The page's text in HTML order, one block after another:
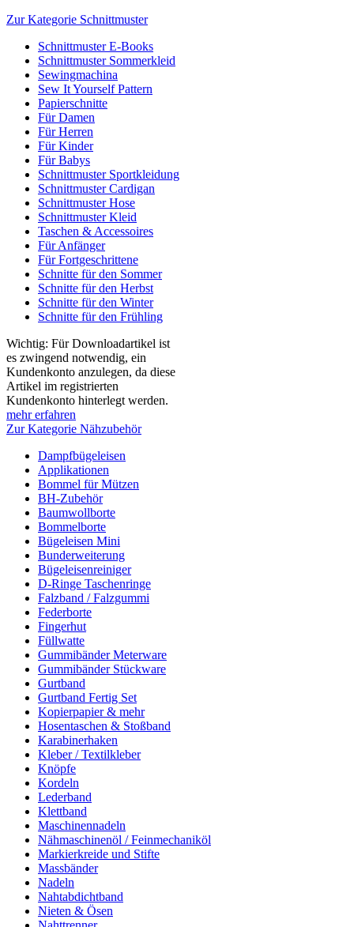
Zur Kategorie Schnittmuster
Schnittmuster E-Books
Schnittmuster Sommerkleid
Sewingmachina
Sew It Yourself Pattern
Papierschnitte
Für Damen
Für Herren
Für Kinder
Für Babys
Schnittmuster Sportkleidung
Schnittmuster Cardigan
Schnittmuster Hose
Schnittmuster Kleid
Taschen & Accessoires
Für Anfänger
Für Fortgeschrittene
Schnitte für den Sommer
Schnitte für den Herbst
Schnitte für den Winter
Schnitte für den Frühling
Wichtig: Für Downloadartikel ist
es zwingend notwendig, ein
Kundenkonto anzulegen, da diese
Artikel im registrierten
Kundenkonto hinterlegt werden.
mehr erfahren
Zur Kategorie Nähzubehör
Dampfbügeleisen
Applikationen
Bommel für Mützen
BH-Zubehör
Baumwollborte
Bommelborte
Bügeleisen Mini
Bunderweiterung
Bügeleisenreiniger
D-Ringe Taschenringe
Falzband / Falzgummi
Federborte
Fingerhut
Füllwatte
Gummibänder Meterware
Gummibänder Stückware
Gurtband
Gurtband Fertig Set
Kopierpapier & mehr
Hosentaschen & Stoßband
Karabinerhaken
Kleber / Textilkleber
Knöpfe
Kordeln
Lederband
Klettband
Maschinennadeln
Nähmaschinenöl / Feinmechaniköl
Markierkreide und Stifte
Massbänder
Nadeln
Nahtabdichtband
Nieten & Ösen